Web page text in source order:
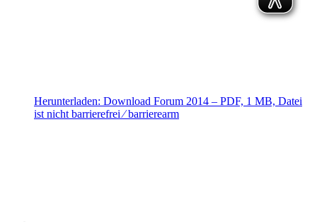
Herunterladen: Download Forum 2014 – PDF, 1 MB, Datei
ist nicht barrierefrei ⁄ barrierearm